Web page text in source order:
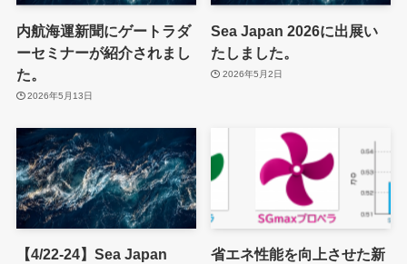
内航海運新聞にゲートラダ
ーセミナーが紹介されまし
た。
2026年5月13日
Sea Japan 2026に出展い
たしました。
2026年5月2日
【4/22-24】Sea Japan
省エネ性能を向上させた新